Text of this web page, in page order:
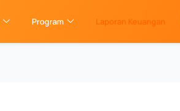
Program Laporan Keuangan